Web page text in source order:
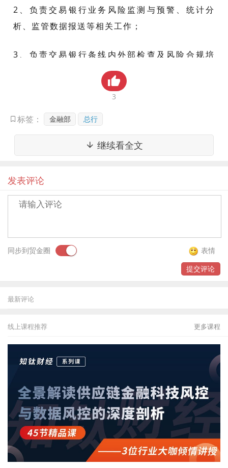
2、负责交易银行业务风险监测与预警、统计分
析、监管数据报送等相关工作；
3、负责交易银行条线内外部检查及风险合规培
4、负责编写交易银行风险监测与控制相关系统开
发和功能优化需求，推动风控数字化建设。
理等专业。
熟悉国家金融政策和监管政策，了解经济金融形
势；熟悉相关产品与服务；具有较强的沟通协调、
合规管理、信贷业务风险管理、数字化风控相关工
作经验或具备国际商会国际贸易金融系列6C专家
证书者优先。
4、无违规违纪及不良记录，华夏银行系统内无亲
属。
报名入口：
https://wecruit.hotjob.cn/SU645b0d18bef
3
标签： 金融部 总行
继续看全文
发表评论
同步到贸金圈
表情
提交评论
最新评论
线上课程推荐 更多课程